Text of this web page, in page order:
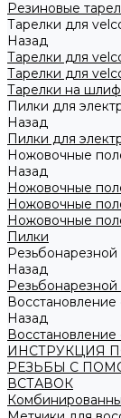
Резиновые
Тарелки для
Назад
Тарелки для
Тарелки для
Тарелки на
Пилки для
Назад
Пилки для
Ножовочные
Назад
Ножовочные
Ножовочные
Ножовочные
Пилки
Назад
Назад
ИНСТРУКЦИЯ
РЕЗЬБЫ С
ВСТАВОК